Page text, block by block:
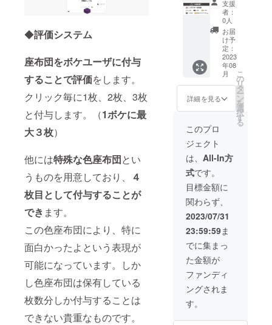
◆評価システム
座布団をボケユーザに付与
することで評価をします。
クリック毎に1枚、2枚、3枚
と付与します。（1ボケに最
大３枚）
他には特殊な色座布団とい
うものを用意しており、
４
枚目として付与することが
でき ます。
この色座布団により、特に
面白かったよという表現が
可能になっています。しか
し色座布団は保有している
枚数分しか付与することは
できない貴重なものです。
くださ
団
（白、
黒、
金）: 各
30枚 ・
コント
ビュー
ション
ポイン
ト(CP) :
1000 ・
開発全
力支援
（マイ
ページ
にバッ
ジ付
与） ※
詳細に
ついて
は本文
の「リ
ターン
につい
て」を
ご参照
くださ
い
支援
者：
0人
お届
け予
定：
2023
年08
月
詳細を見る
こ
の
リ
タ
ー
ン
を
選
択
す
る
このプロ
ジェクト
は、 All-In方
式です。
目標金額に
関わらず、
2023/07/31
23:59:59ま
でに集まっ
た金額が
ファンディ
ングされま
す。